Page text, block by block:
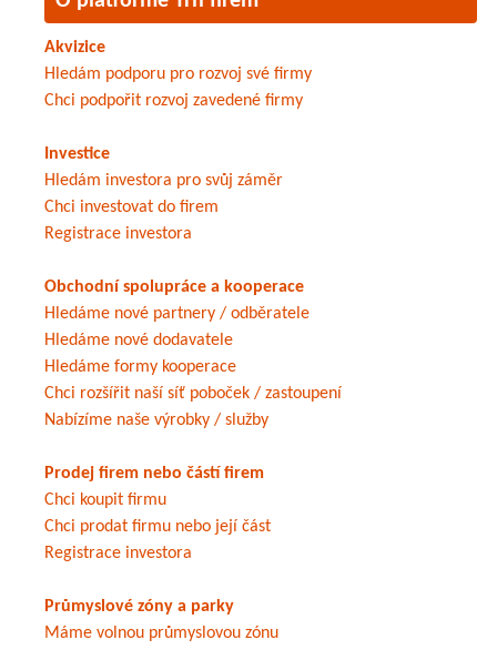
Akvizice
Hledám podporu pro rozvoj své firmy
Chci podpořit rozvoj zavedené firmy
Investice
Hledám investora pro svůj záměr
Chci investovat do firem
Registrace investora
Obchodní spolupráce a kooperace
Hledáme nové partnery / odběratele
Hledáme nové dodavatele
Hledáme formy kooperace
Chci rozšířit naší síť poboček / zastoupení
Nabízíme naše výrobky / služby
Prodej firem nebo částí firem
Chci koupit firmu
Chci prodat firmu nebo její část
Registrace investora
Průmyslové zóny a parky
Máme volnou průmyslovou zónu